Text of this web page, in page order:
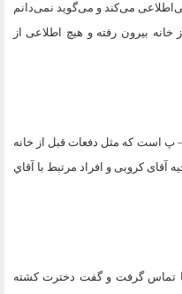
می‌کند و می‌گوید نمی‌دانم
بیرون رفته و هیچ اطلاعی از
است که مثل دفعات قبل از خانه
آقای کروبی و افراد مرتبط با آقاي
ما تماس گرفت و گفت دخترت کشته